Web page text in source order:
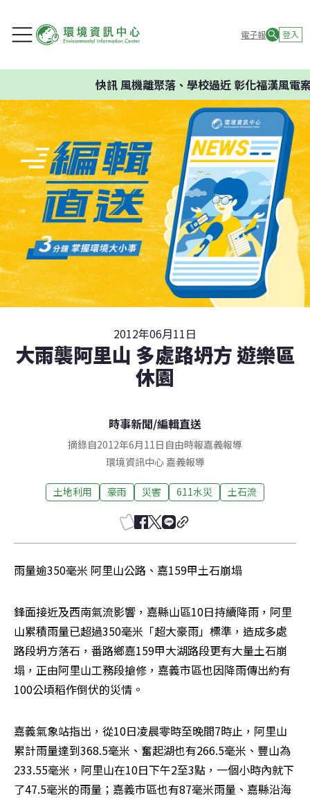
電子報 登入
快訊風機離聚落、學校過近 彰化福漢風電案
2012年06月11日
大雨襲阿里山 多處路坍方 遊樂區
休園
時事新聞/編輯直送
摘錄自2012年6月11日自由時報嘉義報導
環境資訊中心 嘉義報導
土地利用 豪雨 災害 611水災 土石流
雨量逾350毫米 阿里山公路、嘉159甲土石崩塌
鋒面接近及西南氣流影響，嘉縣山區10日持續降雨，阿里
山累積雨量已超過350毫米「超大豪雨」標準，造成多處
路段坍方落石，番路鄉嘉159甲大湖路段更有大量土石崩
塌，正由阿里山工務段搶修，嘉義市區也因降雨傳出約有
100公頃稻作倒伏的災情。
嘉義氣象站指出，從10日凌晨零時至晚間7時止，阿里山
累計雨量達到368.5毫米、奮起湖也有266.5毫米、豐山為
233.55毫米，阿里山在10日下午2至3點，一個小時內就下
了47.5毫米的雨量；嘉義市區也有87毫米雨量、嘉縣沿海